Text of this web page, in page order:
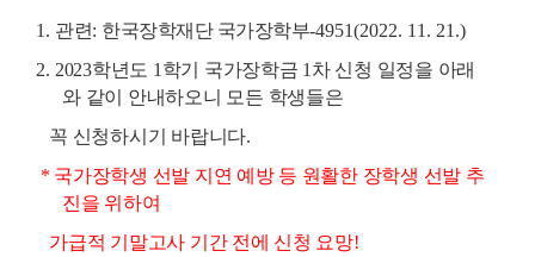
1. 관련: 한국장학재단 국가장학부-4951(2022. 11. 21.)
2. 2023학년도 1 학기 국가장학금 1 차 신청 일정을 아래
와 같이 안내하오니 모든 학생들은
꼭 신청하시기 바랍니다.
* 국가장학생 선발 지연 예방 등 원활한 장학생 선발 추
진을 위하여
가급적 기말고사 기간 전에 신청 요망!